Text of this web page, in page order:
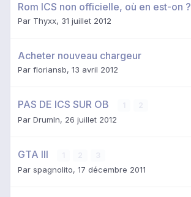
Rom ICS non officielle, où en est-on ?
Par Thyxx, 31 juillet 2012
Acheter nouveau chargeur
Par floriansb, 13 avril 2012
PAS DE ICS SUR OB
Par DrumIn, 26 juillet 2012
GTA III
Par spagnolito, 17 décembre 2011